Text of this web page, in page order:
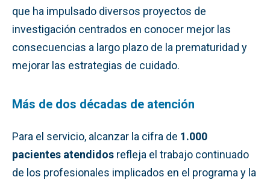
que ha impulsado diversos proyectos de
investigación centrados en conocer mejor las
consecuencias a largo plazo de la prematuridad y
mejorar las estrategias de cuidado.
Más de dos décadas de atención
Para el servicio, alcanzar la cifra de 1.000
pacientes atendidos refleja el trabajo continuado
de los profesionales implicados en el programa y la